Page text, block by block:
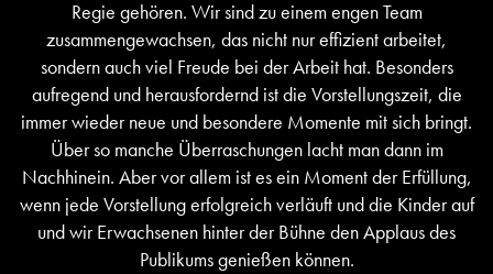
Regie gehören. Wir sind zu einem engen Team
zusammengewachsen, das nicht nur effizient arbeitet,
sondern auch viel Freude bei der Arbeit hat. Besonders
aufregend und herausfordernd ist die Vorstellungszeit, die
immer wieder neue und besondere Momente mit sich bringt.
Über so manche Überraschungen lacht man dann im
Nachhinein. Aber vor allem ist es ein Moment der Erfüllung,
wenn jede Vorstellung erfolgreich verläuft und die Kinder auf
und wir Erwachsenen hinter der Bühne den Applaus des
Publikums genießen können.